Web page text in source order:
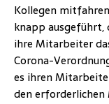
Kollegen
knapp ausgeführt,
ihre Mitarbeiter
Corona-
es ihren
den